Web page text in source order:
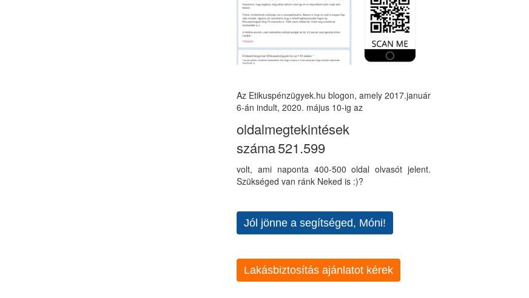
Az Etikuspénzügyek.hu blogon, amely 2017.január
6-án indult, 2020. május 10-ig az
oldalmegtekintések
száma521.599
volt, ami naponta 400-500 oldal olvasót jelent.
Szükséged van ránk Neked is :)?
Jól jönne a segítséged, Móni!
Lakásbiztosítás ajánlatot kérek